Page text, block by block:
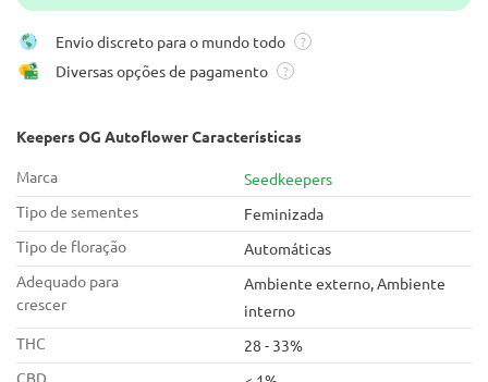
Envio discreto para o mundo todo ?
Diversas opções de pagamento ?
Keepers OG Autoflower Características
Marca
Seedkeepers
Tipo de sementes
Feminizada
Tipo de floração
Automáticas
Adequado para
crescer
Ambiente externo, Ambiente
interno
THC
28 - 33%
CBD